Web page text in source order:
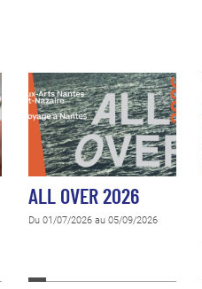
ALL OVER 2026
Du 01/07/2026 au 05/09/2026